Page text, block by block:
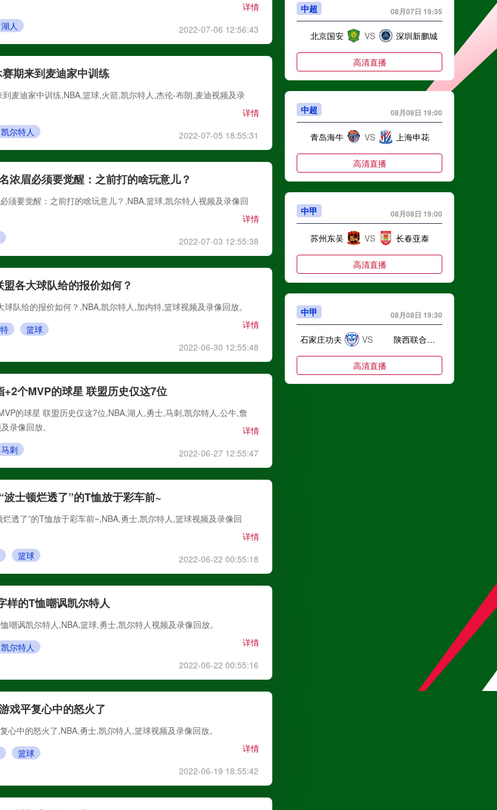
详情
湖人 2022-07-06 12:56:43
期来到麦迪家中训练
麦迪家中训练,NBA,篮球,火箭,凯尔特人,杰伦-布朗,麦迪视频及录
详情
凯尔特人 2022-07-05 18:55:31
浓眉必须要觉醒：之前打的啥玩意儿？
须要觉醒：之前打的啥玩意儿？,NBA,篮球,凯尔特人视频及录像回
详情
2022-07-03 12:55:38
各大球队给的报价如何？
队给的报价如何？,NBA,凯尔特人,加内特,篮球视频及录像回放。
详情
篮球
2022-06-30 12:55:48
个MVP的球星 联盟历史仅这7位
的球星 联盟历史仅这7位,NBA,湖人,勇士,马刺,凯尔特人,公牛,詹
录像回放。
详情
马刺 2022-06-27 12:55:47
士顿烂透了”的T恤放于彩车前~
透了”的T恤放于彩车前~,NBA,勇士,凯尔特人,篮球视频及录像回
详情
篮球 2022-06-22 00:55:18
样的T恤嘲讽凯尔特人
嘲讽凯尔特人,NBA,篮球,勇士,凯尔特人视频及录像回放。
详情
凯尔特人
2022-06-22 00:55:16
戏平复心中的怒火了
心中的怒火了,NBA,勇士,凯尔特人,篮球视频及录像回放。
详情
篮球
2022-06-19 18:55:42
中超 08月07日 19:35
北京国安 VS 深圳新鹏城
高清直播
中超 08月08日 19:00
青岛海牛 VS 上海申花
高清直播
中甲 08月08日 19:00
苏州东吴 VS 长春亚泰
高清直播
中甲 08月08日 19:30
石家庄功夫 VS 陕西联合月亮泊队
高清直播